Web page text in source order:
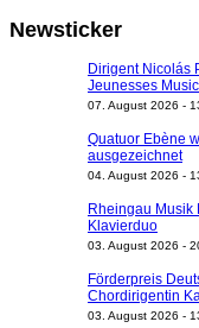
Newsticker
Dirigent Nicolás
Jeunesses
07. August 2026 -
Quatuor Ebène
ausgezeichnet
04. August 2026 -
Rheingau Musik
Klavierduo
03. August 2026 -
Förderpreis
Chordirigentin
03. August 2026 -